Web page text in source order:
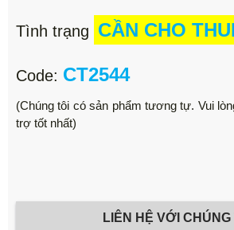
Tình trạng CẦN CHO
Code: CT2544
(Chúng tôi có sản phẩm tương tự. Vui
trợ tốt nhất)
LIÊN HỆ VỚI CHÚNG